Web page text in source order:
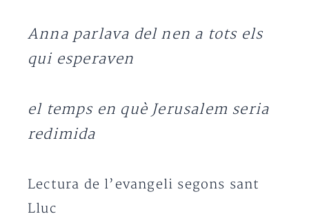
Anna parlava del nen a tots els
qui esperaven
el temps en què Jerusalem seria
redimida
Lectura de l’evangeli segons sant
Lluc